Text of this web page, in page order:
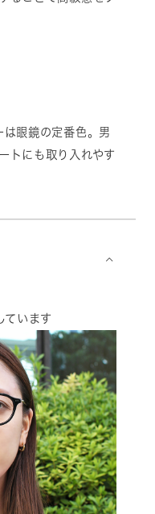
眼鏡の定番色。男
トにも取り入れやす
⌵
います